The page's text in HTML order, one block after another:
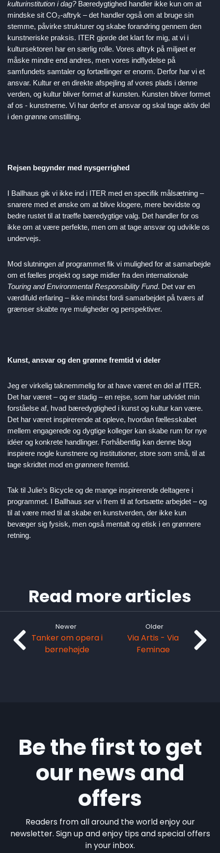
kulturinstitution i dag?Bæredygtighed handler ikke kun om at
mindske sit CO₂-aftryk – det handler også om at bruge sin
stemme, påvirke strukturer og skabe forandring gennem den
kunstneriske praksis. ITER gjorde det klart for mig, at vi i
kultursektoren har en særlig rolle. Vores aftryk på miljøet er
måske mindre end andres, men vores indflydelse på
samfundets samtaler og fortællinger er enorm. Derfor har vi et
ansvar. Kultur er en direkte afspejling af vores plads i denne
verden, og kultur bliver formet af kunsten. Kunsten bliver formet
af os - kunstnerne. Vi har derfor et ansvar og skal tage aktiv del
i den grønne omstilling.
Rejsen begynder med nysgerrighed
I Ballhaus gik vi ikke ind i ITER med en specifik målsætning –
snarere med et ønske om at blive klogere, mere bevidste og
bedre rustet til at træffe bæredygtige valg. Det handler for os
ikke om at være perfekte, men om at tage ansvar og udvikle os
undervejs.
Mod slutningen af programmet fik vi mulighed for at samarbejde
om et fælles projekt og søge midler fra den internationale
Touring and Environmental Responsibility Fund. Det var en
værdifuld erfaring – ikke mindst fordi samarbejdet på tværs af
grænser skabte nye muligheder og perspektiver.
Kunst, ansvar og den grønne fremtid vi deler
Jeg er virkelig taknemmelig for at have været en del af ITER.
Det har været – og er stadig – en rejse, som har udvidet min
forståelse af, hvad bæredygtighed i kunst og kultur kan være.
Det har været inspirerende at opleve, hvordan fællesskabet
mellem engagerede og dygtige kolleger kan skabe rum for nye
idéer og konkrete handlinger. Forhåbentlig kan denne blog
inspirere nogle kunstnere og institutioner, store som små, til at
tage skridtet mod en grønnere fremtid.
Tak til Julie’s Bicycle og de mange inspirerende deltagere i
programmet. I Ballhaus ser vi frem til at fortsætte arbejdet – og
til at være med til at skabe en kunstverden, der ikke kun
bevæger sig fysisk, men også mentalt og etisk i en grønnere
retning.
Read more articles
Newer
Tanker om opera i
børnehøjde
Older
Via Artis - Via
Feminae
Be the first to get
our news and
offers
Readers from all around the world enjoy our
newsletter. Sign up and enjoy tips and special offers
in your inbox.